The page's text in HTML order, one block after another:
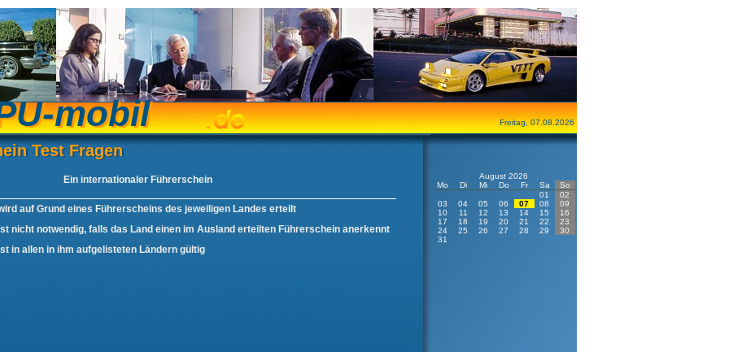
mobil
mobil Freitag, 07.08.2026
Test Fragen
Test Fragen
Ein internationaler Führerschein
auf Grund eines Führerscheins des jeweiligen Landes erteilt
nicht notwendig, falls das Land einen im Ausland erteilten Führerschein anerkennt
in allen in ihm aufgelisteten Ländern gültig
August 2026
Mo
Di Mi Do Fr Sa
So
01
02
03
04 05 06 07 08
09
10
11 12 13 14 15
16
17
18 19 20 21 22
23
24
25 26 27 28 29
30
31